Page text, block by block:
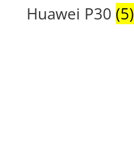
Huawei P30 (5)